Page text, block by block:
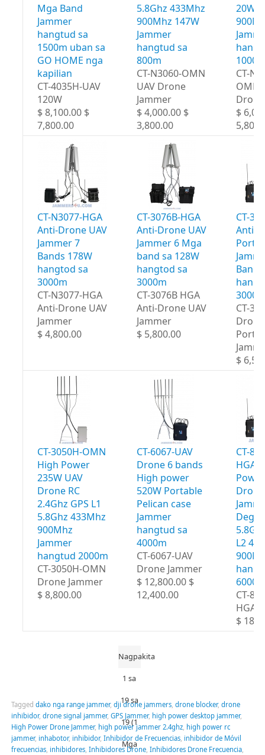
Mga Band
Jammer
hangtud sa
1500m uban sa
GO HOME nga
kapilian
CT-4035H-UAV
120W
$ 8,100.00 $
7,800.00
5.8Ghz 433Mhz
900Mhz 147W
Jammer
hangtud sa
800m
CT-N3060-OMN
UAV Drone
Jammer
$ 4,000.00 $
3,800.00
20W
CT-
OMN
$
CT-N3077-HGA
Anti-Drone UAV
Jammer 7
Bands 178W
hangtod sa
3000m
CT-N3077-HGA
Anti-Drone UAV
Jammer
$ 4,800.00
CT-3076B-HGA
Anti-Drone UAV
Jammer 6 Mga
band sa 128W
hangtod sa
3000m
CT-3076B HGA
Anti-Drone UAV
Jammer
$ 5,800.00
CT-
Anti-
CT-
$
CT-3050H-OMN
High Power
235W UAV
Drone RC
2.4Ghz GPS L1
5.8Ghz 433Mhz
900Mhz
Jammer
hangtud 2000m
CT-3050H-OMN
Drone Jammer
$ 8,800.00
CT-6067-UAV
Drone 6 bands
High power
520W Portable
Pelican case
Jammer
hangtud sa
4000m
CT-6067-UAV
Drone Jammer
$ 12,800.00 $
12,400.00
CT-
HGA
L2
CT-
HGA
$
Nagpakita
1 sa
19 sa
19 (1
Mga
Tagged dako nga range jammer, dji drone jammers, drone blocker, drone
inhibidor, drone signal jammer, GPS Jammer, high power desktop jammer,
High Power Drone Jammer, high power jammer 2.4ghz, high power rc
jammer, inhabotor, inhibidor, Inhibidor de Frecuencias, inhibidor de Móvil
frecuencias, inhibidores, Inhibidores Drone, Inhibidores Drone Frecuencia,